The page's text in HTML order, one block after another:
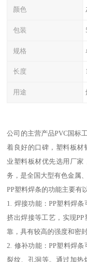
颜色
包装
规格
长度
用途
公司的主营产品PVC国标
着良好的口碑，塑料板材
业塑料板材优先选用厂家
务，是全国大型有色金属
PP塑料焊条的功能主要有
1. 焊接功能：PP塑料焊
挤出焊接等工艺，实现
靠，具有较高的强度和密封
2. 修补功能：PP塑料焊
裂纹、孔洞等。通过加热